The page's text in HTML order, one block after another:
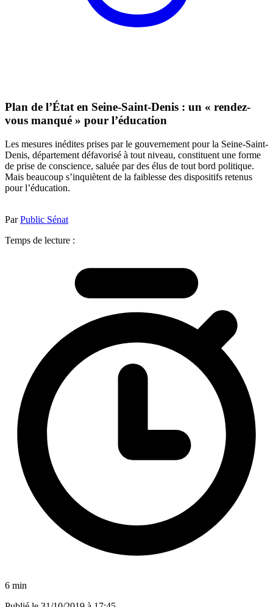
Plan de l’État en Seine-Saint-Denis : un « rendez-
vous manqué » pour l’éducation
Les mesures inédites prises par le gouvernement pour la Seine-Saint-
Denis, département défavorisé à tout niveau, constituent une forme
de prise de conscience, saluée par des élus de tout bord politique.
Mais beaucoup s’inquiètent de la faiblesse des dispositifs retenus
pour l’éducation.
ParPublic Sénat
Temps de lecture :
6 min